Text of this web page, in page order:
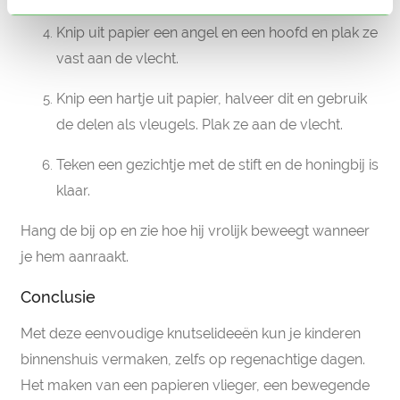
Knip uit papier een angel en een hoofd en plak ze
vast aan de vlecht.
Knip een hartje uit papier, halveer dit en gebruik
de delen als vleugels. Plak ze aan de vlecht.
Teken een gezichtje met de stift en de honingbij is
klaar.
Hang de bij op en zie hoe hij vrolijk beweegt wanneer
je hem aanraakt.
Conclusie
Met deze eenvoudige knutselideeën kun je kinderen
binnenshuis vermaken, zelfs op regenachtige dagen.
Het maken van een papieren vlieger, een bewegende